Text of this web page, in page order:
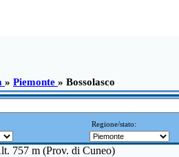
» Piemonte » Bossolasco
Regione/stato:
757 m (Prov. di Cuneo)